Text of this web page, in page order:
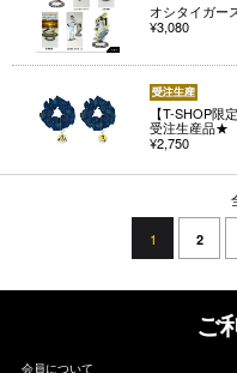
オシタイガー
¥3,080
【T-SHOP限
受注生産品★
¥2,750
1 2
ご
会員について